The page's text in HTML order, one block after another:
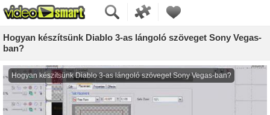
Hogyan készítsünk Diablo 3-as lángoló szöveget Sony Vegas-
ban?